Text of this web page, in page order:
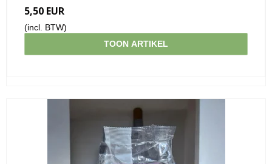
5,50 EUR
(incl. BTW)
TOON ARTIKEL